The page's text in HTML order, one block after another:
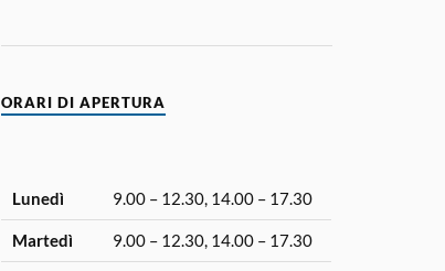
ORARI DI APERTURA
Lunedì 9.00 – 12.30, 14.00 – 17.30
Martedì 9.00 – 12.30, 14.00 – 17.30